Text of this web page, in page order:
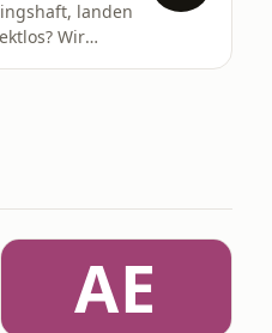
landen
Wir
AE